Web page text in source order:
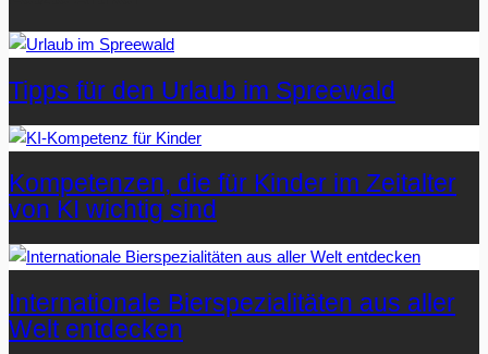
Tipps für den Urlaub im Spreewald
Kompetenzen, die für Kinder im Zeitalter
von KI wichtig sind
Internationale Bierspezialitäten aus aller
Welt entdecken